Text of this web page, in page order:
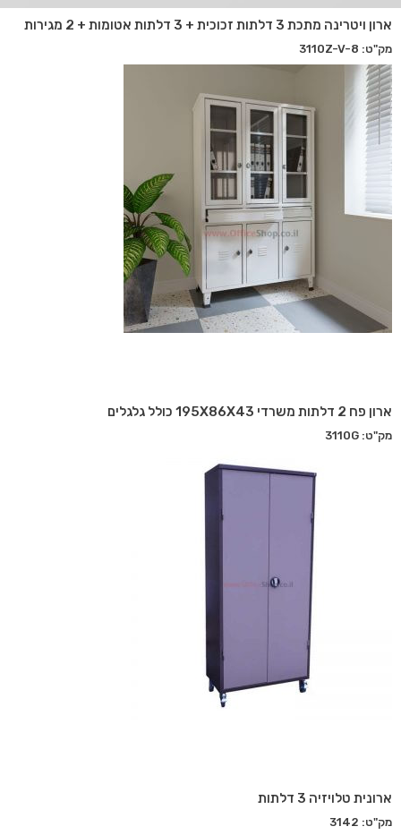
ארון ויטרינה מתכת 3 דלתות זכוכית + 3 דלתות אטומות + 2 מגירות
מק"ט: 3110Z-V-8
ארון פח 2 דלתות משרדי 195X86X43 כולל גלגלים
מק"ט: 3110G
ארונית טלויזיה 3 דלתות
מק"ט: 3142